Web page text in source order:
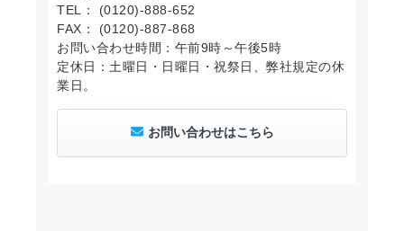
TEL： (0120)-888-652
FAX： (0120)-887-868
お問い合わせ時間：午前9時～午後5時
定休日：土曜日・日曜日・祝祭日、弊社規定の休
業日。
お問い合わせはこちら